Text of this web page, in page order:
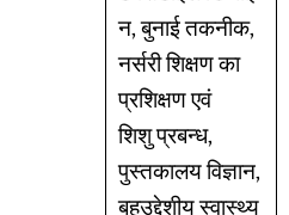
न, बुनाई तकनीक,
नर्सरी शिक्षण का
प्रशिक्षण एवं
शिशु प्रबन्ध,
पुस्तकालय विज्ञान,
बहुउद्देशीय स्वास्थ्य